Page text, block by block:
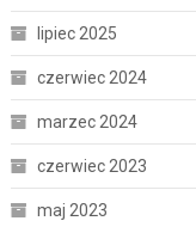
lipiec 2025
czerwiec 2024
marzec 2024
czerwiec 2023
maj 2023